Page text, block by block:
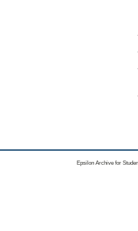
Epsilon Archive for